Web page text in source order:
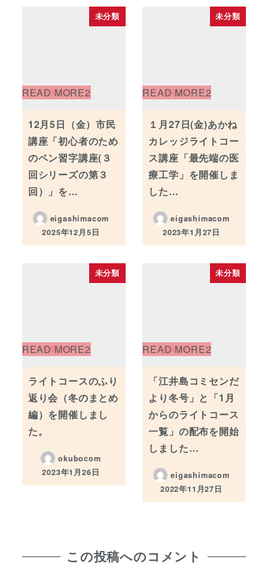
未分類
12月5日（金）市民
講座「初心者のため
のペン習字講座(３
回シリーズの第３
回）」を…
eigashimacom
投稿日
2025年12月5日
未分類
１月27日(金)あかね
カレッジライトコー
ス講座「最先端の医
療工学」を開催しま
した…
eigashimacom
投稿日
2023年1月27日
未分類
ライトコースのふり
返り会（冬のまとめ
編）を開催しまし
た。
okubocom
投稿日
2023年1月26日
未分類
「江井島コミセンだ
より冬号」と「1月
からのライトコース
一覧」の配布を開始
しました…
eigashimacom
投稿日
2022年11月27日
この投稿へのコメント